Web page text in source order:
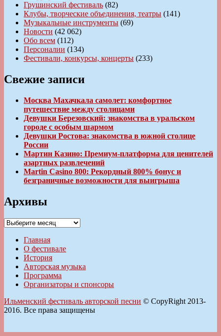
Грушинский фестиваль (82)
Клубы, творческие объединения, театры (141)
Музыкальные инструменты (69)
Новости (42 062)
Обо всем (112)
Персоналии (134)
Фестивали, конкурсы, концерты (233)
Свежие записи
Москва Махачкала самолет: комфортное
путешествие между столицами
Девушки Березовский: знакомства в уральском
городе с особым шармом
Девушки Ростова: знакомства в южной столице
России
Мартин Казино: Премиум-платформа для ценителей
азартных развлечений
Martin Casino 800: Рекордный 800% бонус и
безграничные возможности для выигрыша
Архивы
Архивы
Главная
О фестивале
История
Авторская музыка
Программа
Организаторы и спонсоры
Ильменский фестиваль авторской песни © CopyRight 2013-
2016. Все права защищены